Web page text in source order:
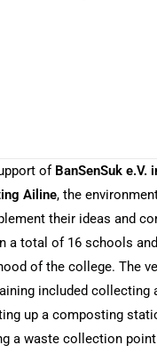
of BanSenSuk e.V.
Ailine, the
their ideas and
a total of 16 schools
of the college. The
included collecting
up a composting
a waste collection